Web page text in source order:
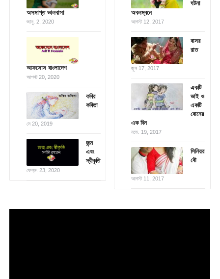
অসমাপ্ত ভালবাসা
জানু. 2, 2020
আফসোস বাংলাদেশ
আগস্ট 20, 2020
কবির
কবিতা
মে 20, 2019
জন্ম
এবং
স্বীকৃতি
ফেব্রু. 23, 2020
ঘটনা
অবলম্বনে
আগস্ট 12, 2017
বাসর
রাত
জুন 17, 2017
একটি
ভাই ও
একটি
বোনের
এক দিন
নভে. 19, 2017
সিনিয়র
বৌ
আগস্ট 11, 2017